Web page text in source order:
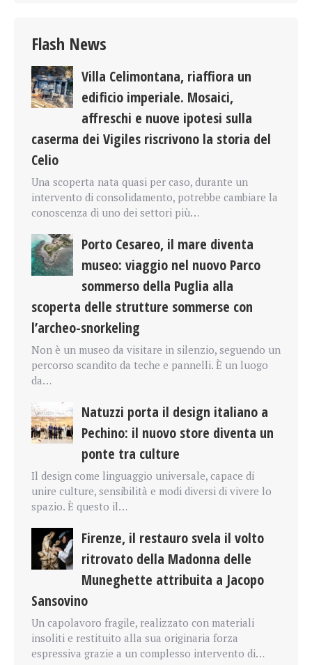
Flash News
Villa Celimontana, riaffiora un
edificio imperiale. Mosaici,
affreschi e nuove ipotesi sulla
caserma dei Vigiles riscrivono la storia del
Celio
Una scoperta nata quasi per caso, durante un
intervento di consolidamento, potrebbe cambiare la
conoscenza di uno dei settori più…
Porto Cesareo, il mare diventa
museo: viaggio nel nuovo Parco
sommerso della Puglia alla
scoperta delle strutture sommerse con
l’archeo-snorkeling
Non è un museo da visitare in silenzio, seguendo un
percorso scandito da teche e pannelli. È un luogo
da…
Natuzzi porta il design italiano a
Pechino: il nuovo store diventa un
ponte tra culture
Il design come linguaggio universale, capace di
unire culture, sensibilità e modi diversi di vivere lo
spazio. È questo il…
Firenze, il restauro svela il volto
ritrovato della Madonna delle
Muneghette attribuita a Jacopo
Sansovino
Un capolavoro fragile, realizzato con materiali
insoliti e restituito alla sua originaria forza
espressiva grazie a un complesso intervento di…